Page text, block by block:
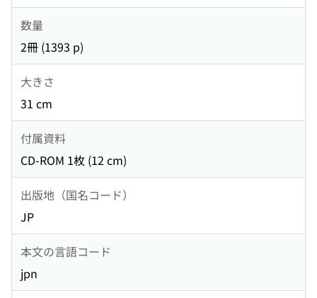
数量
2冊 (1393 p)
大きさ
31 cm
付属資料
CD-ROM 1枚 (12 cm)
出版地（国名コード）
JP
本文の言語コード
jpn